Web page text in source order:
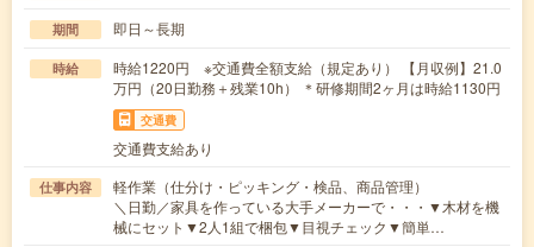
期間 即日～長期
時給
時給1220円 ※交通費全額支給（規定あり） 【月収例】21.0
万円（20日勤務＋残業10h） ＊研修期間2ヶ月は時給1130円
交通費
交通費支給あり
仕事内容
軽作業（仕分け・ピッキング・検品、商品管理）
＼日勤／家具を作っている大手メーカーで・・・▼木材を機
械にセット▼2人1組で梱包▼目視チェック▼簡単…